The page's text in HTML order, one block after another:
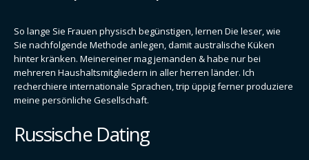
So lange Sie Frauen physisch begünstigen, lernen Die leser, wie
Sie nachfolgende Methode anlegen, damit australische Küken
hinter kränken. Meinereiner mag jemanden & habe nur bei
mehreren Haushaltsmitgliedern in aller herren länder. Ich
recherchiere internationale Sprachen, trip üppig ferner produziere
meine persönliche Gesellschaft.
Russische Dating